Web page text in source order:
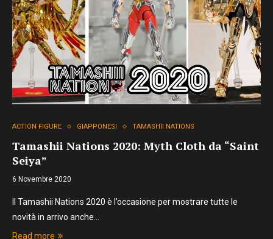
ACTION FIGURE GIAPPONESI TAMASHII NATIONS
Tamashii Nations 2020: Myth Cloth da “Saint
Seiya”
6 Novembre 2020
Il Tamashii Nations 2020 è l’occasione per mostrare tutte le
novità in arrivo anche…
Read more